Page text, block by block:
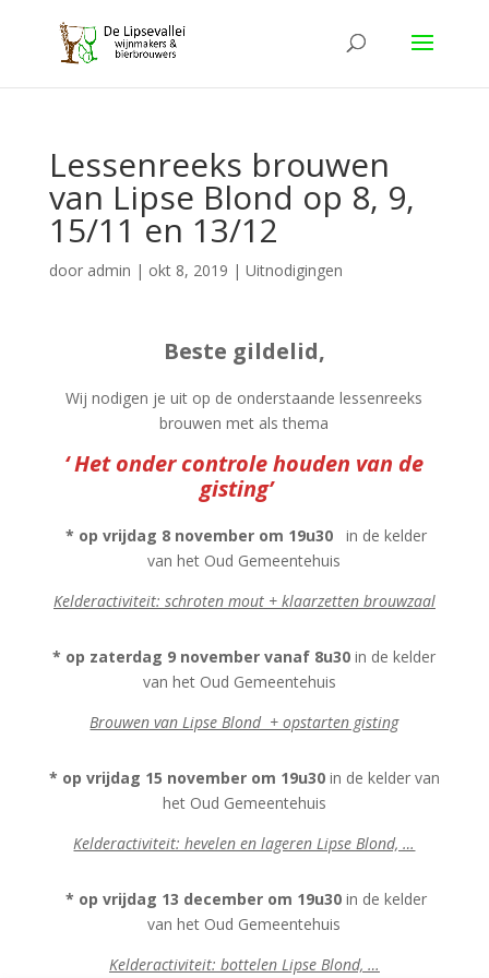
Lessenreeks brouwen
van Lipse Blond op 8, 9,
15/11 en 13/12
door admin | okt 8, 2019 | Uitnodigingen
Beste gildelid,
Wij nodigen je uit op de onderstaande lessenreeks
brouwen met als thema
‘ Het onder controle houden van de
gisting’
* op vrijdag 8 november om 19u30 in de kelder
van het Oud Gemeentehuis
Kelderactiviteit: schroten mout + klaarzetten brouwzaal
* op zaterdag 9 november vanaf 8u30 in de kelder
van het Oud Gemeentehuis
Brouwen van Lipse Blond + opstarten gisting
* op vrijdag 15 november om 19u30in de kelder van
het Oud Gemeentehuis
Kelderactiviteit: hevelen en lageren Lipse Blond, …
* op vrijdag 13 december om 19u30 in de kelder
van het Oud Gemeentehuis
Kelderactiviteit: bottelen Lipse Blond, …